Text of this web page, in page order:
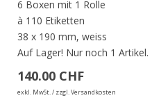
6 Boxen mit 1 Rolle
à 110 Etiketten
38 x 190 mm, weiss
Auf Lager! Nur noch 1 Artikel.
140.00 CHF
exkl. MwSt. / zzgl. Versandkosten